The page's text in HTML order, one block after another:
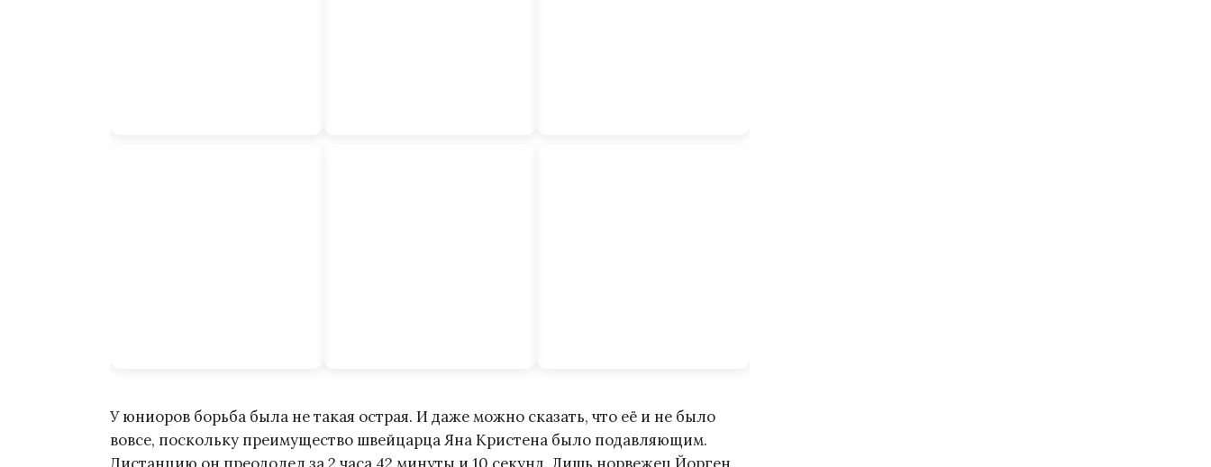
У юниоров борьба была не такая острая. И даже можно сказать, что её и не было
вовсе, поскольку преимущество швейцарца Яна Кристена было подавляющим.